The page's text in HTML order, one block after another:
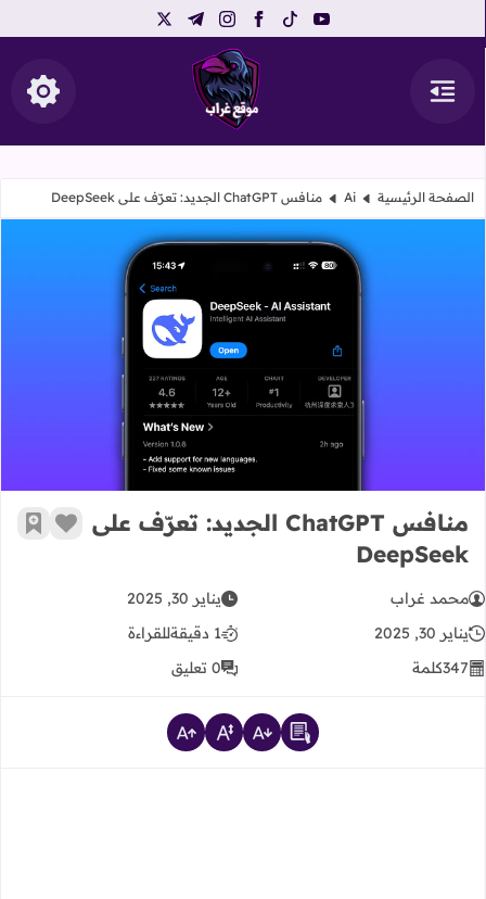
youtube
tiktok
facebook
instagram
telegram
x
القائمة موقع غراب إظهار
الصفحة الرئيسية Ai منافس ChatGPT الجديد: تعرّف على DeepSeek
منافس ChatGPT الجديد: تعرّف على
DeepSeek
زر أضف
محمد غراب
يناير 30, 2025
يناير 30, 2025
1 دقيقة
للقراءة
347كلمة 0 تعليق